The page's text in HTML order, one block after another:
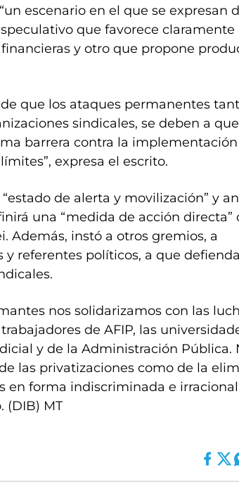
escenario en el que se expresan
que favorece claramente
y otro que propone
que los ataques permanentes
sindicales, se deben a
barrera contra la
expresa el escrito.
de alerta y movilización” y
una “medida de acción directa”
Además, instó a otros gremios, a
y referentes políticos, a que
nos solidarizamos con las
de AFIP, las
y de la Administración Pública.
las privatizaciones como de la
en forma indiscriminada e
(DIB) MT